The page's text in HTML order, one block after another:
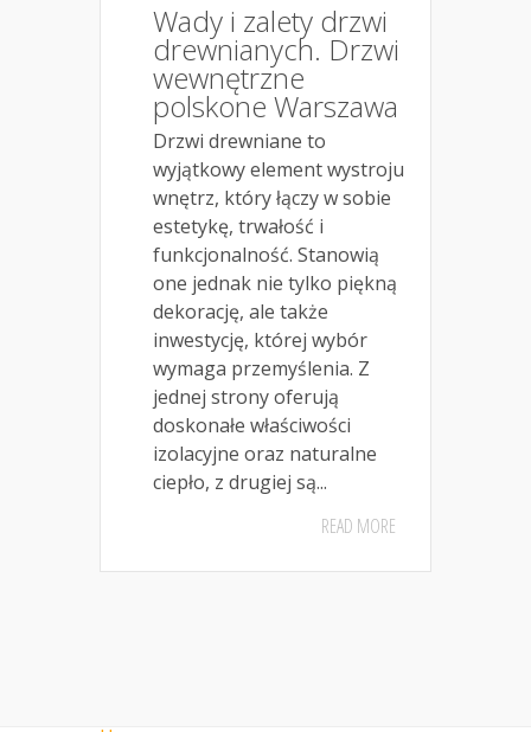
Wady i zalety drzwi
drewnianych. Drzwi
wewnętrzne
polskone Warszawa
Drzwi drewniane to
wyjątkowy element wystroju
wnętrz, który łączy w sobie
estetykę, trwałość i
funkcjonalność. Stanowią
one jednak nie tylko piękną
dekorację, ale także
inwestycję, której wybór
wymaga przemyślenia. Z
jednej strony oferują
doskonałe właściwości
izolacyjne oraz naturalne
ciepło, z drugiej są...
READ MORE